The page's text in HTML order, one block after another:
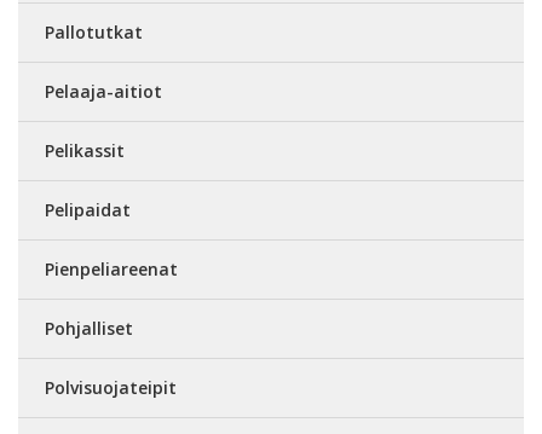
Pallotutkat
Pelaaja-aitiot
Pelikassit
Pelipaidat
Pienpeliareenat
Pohjalliset
Polvisuojateipit